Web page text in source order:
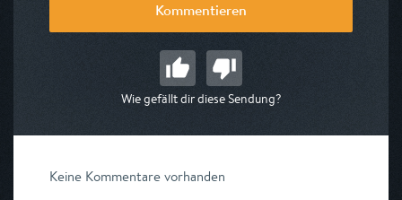
Kommentieren
Wie gefällt dir diese Sendung?
Keine Kommentare vorhanden